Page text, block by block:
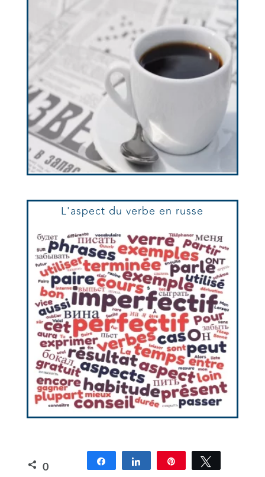
L'aspect du verbe en russe
PROGRAMMES
D’ACCOMPAGNEMENT
0
Partagez Partagez Épingle